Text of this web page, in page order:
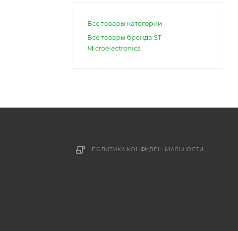
Все товары категории
Все товары бренда ST
Microelectronics
ПОЛИТИКА КОНФИДЕНЦИАЛЬНОСТИ